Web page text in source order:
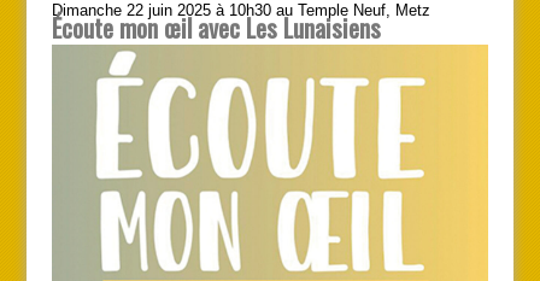
Dimanche 22 juin 2025 à 10h30 au Temple Neuf, Metz
Écoute mon œil avec Les Lunaisiens